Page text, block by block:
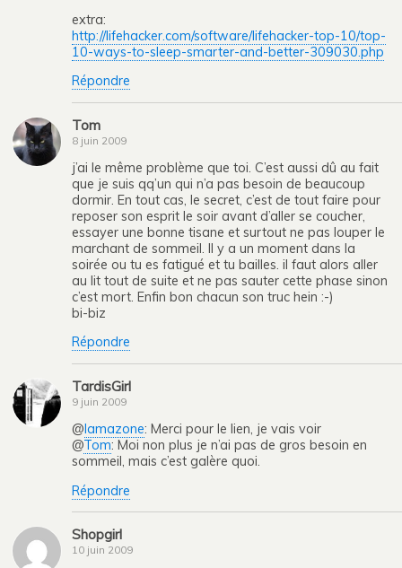
extra:
http://lifehacker.com/software/lifehacker-top-10/top-
10-ways-to-sleep-smarter-and-better-309030.php
Répondre
Tom
8 juin 2009
j’ai le même problème que toi. C’est aussi dû au fait
que je suis qq’un qui n’a pas besoin de beaucoup
dormir. En tout cas, le secret, c’est de tout faire pour
reposer son esprit le soir avant d’aller se coucher,
essayer une bonne tisane et surtout ne pas louper le
marchant de sommeil. Il y a un moment dans la
soirée ou tu es fatigué et tu bailles. il faut alors aller
au lit tout de suite et ne pas sauter cette phase sinon
c’est mort. Enfin bon chacun son truc hein :-)
bi-biz
Répondre
TardisGirl
9 juin 2009
@lamazone: Merci pour le lien, je vais voir
@Tom: Moi non plus je n’ai pas de gros besoin en
sommeil, mais c’est galère quoi.
Répondre
Shopgirl
10 juin 2009